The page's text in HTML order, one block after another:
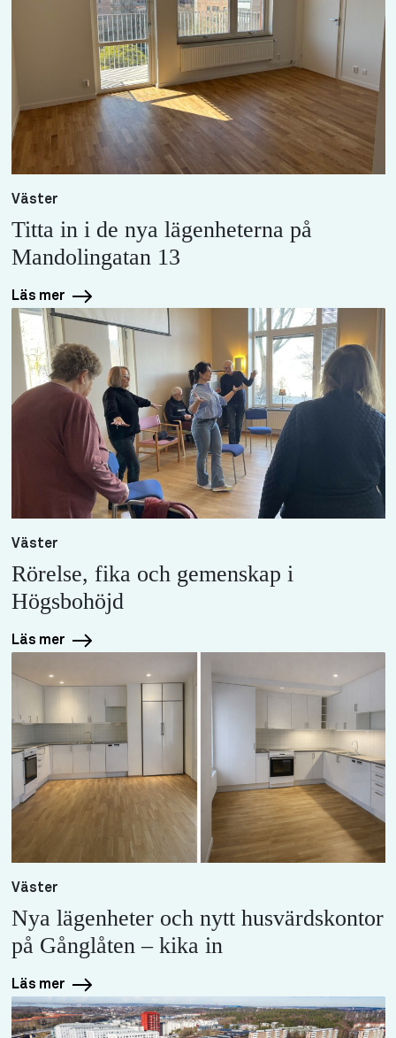
Väster
Titta in i de nya lägenheterna på
Mandolingatan 13
Läs mer
Väster
Rörelse, fika och gemenskap i
Högsbohöjd
Läs mer
Väster
Nya lägenheter och nytt husvärdskontor
på Gånglåten – kika in
Läs mer